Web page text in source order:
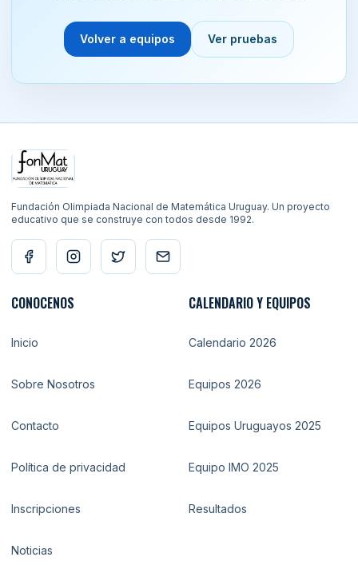
Volver a equipos Ver pruebas
Fundación Olimpiada Nacional de Matemática Uruguay. Un proyecto
educativo que se construye con todos desde 1992.
CONOCENOS
Inicio
Sobre Nosotros
Contacto
Política de privacidad
Inscripciones
Noticias
CALENDARIO Y EQUIPOS
Calendario 2026
Equipos 2026
Equipos Uruguayos 2025
Equipo IMO 2025
Resultados